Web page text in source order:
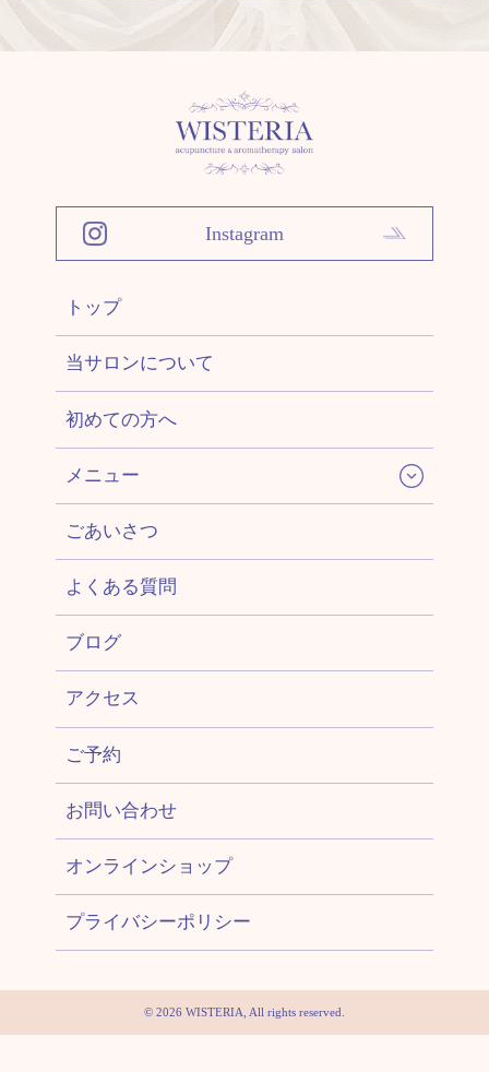
Instagram
トップ
当サロンについて
初めての方へ
メニュー
ごあいさつ
よくある質問
ブログ
アクセス
ご予約
お問い合わせ
オンラインショップ
プライバシーポリシー
© 2026 WISTERIA, All rights reserved.